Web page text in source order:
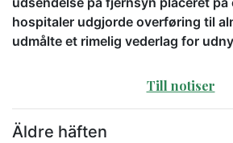
hospitaler udgjorde overføring til
udmålte et rimelig vederlag for
Till notiser
Äldre häften